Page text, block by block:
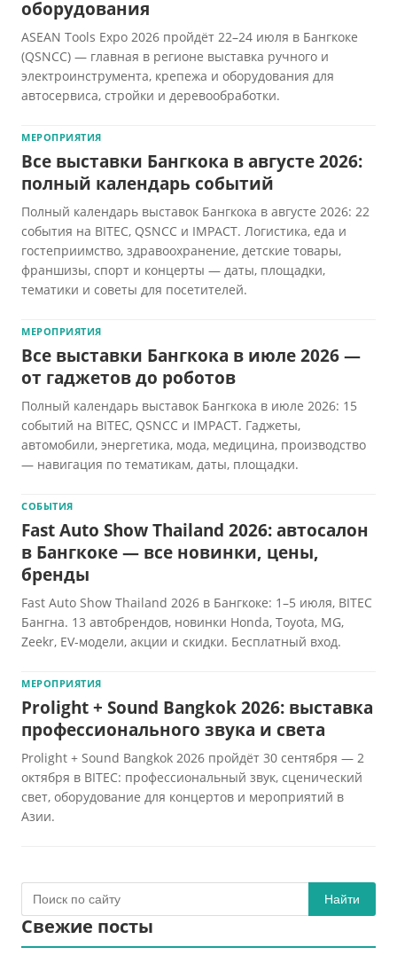
оборудования
ASEAN Tools Expo 2026 пройдёт 22–24 июля в Бангкоке
(QSNCC) — главная в регионе выставка ручного и
электроинструмента, крепежа и оборудования для
автосервиса, стройки и деревообработки.
МЕРОПРИЯТИЯ
Все выставки Бангкока в августе 2026:
полный календарь событий
Полный календарь выставок Бангкока в августе 2026: 22
события на BITEC, QSNCC и IMPACT. Логистика, еда и
гостеприимство, здравоохранение, детские товары,
франшизы, спорт и концерты — даты, площадки,
тематики и советы для посетителей.
МЕРОПРИЯТИЯ
Все выставки Бангкока в июле 2026 —
от гаджетов до роботов
Полный календарь выставок Бангкока в июле 2026: 15
событий на BITEC, QSNCC и IMPACT. Гаджеты,
автомобили, энергетика, мода, медицина, производство
— навигация по тематикам, даты, площадки.
СОБЫТИЯ
Fast Auto Show Thailand 2026: автосалон
в Бангкоке — все новинки, цены,
бренды
Fast Auto Show Thailand 2026 в Бангкоке: 1–5 июля, BITEC
Бангна. 13 автобрендов, новинки Honda, Toyota, MG,
Zeekr, EV-модели, акции и скидки. Бесплатный вход.
МЕРОПРИЯТИЯ
Prolight + Sound Bangkok 2026: выставка
профессионального звука и света
Prolight + Sound Bangkok 2026 пройдёт 30 сентября — 2
октября в BITEC: профессиональный звук, сценический
свет, оборудование для концертов и мероприятий в
Азии.
Найти
Свежие посты